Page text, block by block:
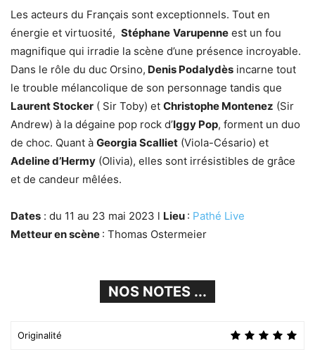
Les acteurs du Français sont exceptionnels. Tout en
énergie et virtuosité, Stéphane Varupenne est un fou
magnifique qui irradie la scène d’une présence incroyable.
Dans le rôle du duc Orsino, Denis Podalydès incarne tout
le trouble mélancolique de son personnage tandis que
Laurent Stocker ( Sir Toby) et Christophe Montenez (Sir
Andrew) à la dégaine pop rock d’Iggy Pop, forment un duo
de choc. Quant à Georgia Scalliet (Viola-Césario) et
Adeline d’Hermy (Olivia), elles sont irrésistibles de grâce
et de candeur mêlées.
Dates : du 11 au 23 mai 2023 l Lieu : Pathé Live
Metteur en scène : Thomas Ostermeier
NOS NOTES ...
Originalité